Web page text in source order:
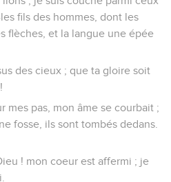
en vidéo pour le moment.
de ceux qui m'en
se tait ? Prononcez-vous ce
jugez-vous avec
commettez des iniquités ;
de vos mains.
dès la matrice ; ils errent dès